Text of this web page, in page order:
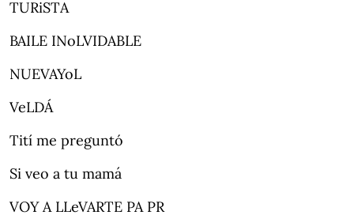
TURiSTA
BAILE INoLVIDABLE
NUEVAYoL
VeLDÁ
Tití me preguntó
Si veo a tu mamá
VOY A LLeVARTE PA PR